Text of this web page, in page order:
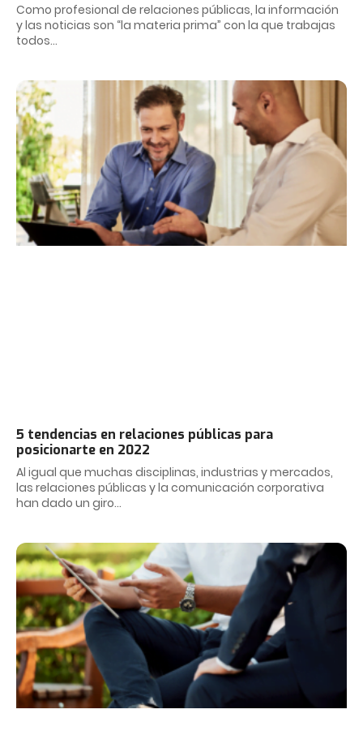
Como profesional de relaciones públicas, la información
y las noticias son “la materia prima” con la que trabajas
todos
5 tendencias en relaciones públicas para
posicionarte en 2022
Al igual que muchas disciplinas, industrias y mercados,
las relaciones públicas y la comunicación corporativa
han dado un giro